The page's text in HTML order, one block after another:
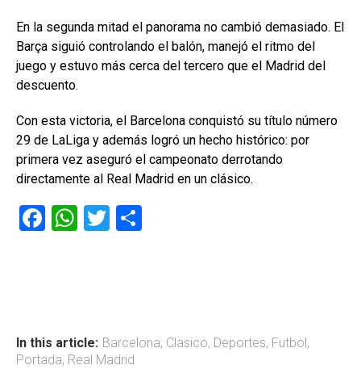
En la segunda mitad el panorama no cambió demasiado. El
Barça siguió controlando el balón, manejó el ritmo del
juego y estuvo más cerca del tercero que el Madrid del
descuento.
Con esta victoria, el Barcelona conquistó su título número
29 de LaLiga y además logró un hecho histórico: por
primera vez aseguró el campeonato derrotando
directamente al Real Madrid en un clásico.
F
ok
W
p
p
T
tir
In this article: Barcelona, Clasico, Deportes, Futbol,
Portada, Real Madrid